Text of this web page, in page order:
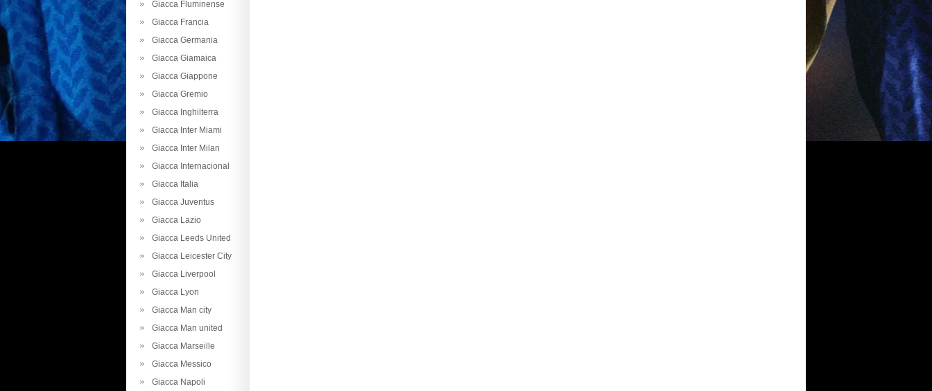
Giacca Fluminense
Giacca Francia
Giacca Germania
Giacca Giamaica
Giacca Giappone
Giacca Gremio
Giacca Inghilterra
Giacca Inter Miami
Giacca Inter Milan
Giacca Internacional
Giacca Italia
Giacca Juventus
Giacca Lazio
Giacca Leeds United
Giacca Leicester City
Giacca Liverpool
Giacca Lyon
Giacca Man city
Giacca Man united
Giacca Marseille
Giacca Messico
Giacca Napoli